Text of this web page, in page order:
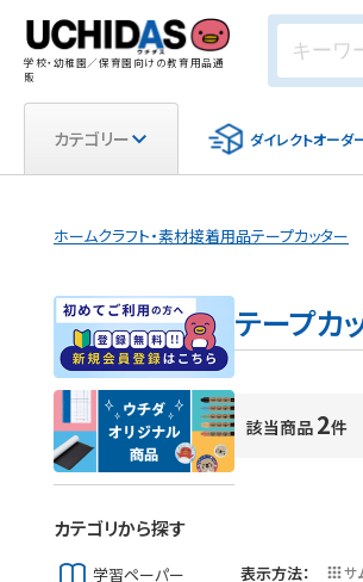
学校・幼稚園／保育園向けの教育用品通
販
カテゴリー ダイレクトオーダ
ホームクラフト・素材接着用品テープカッター
テープカ
該当商品 2件
表示方法： サ
カテゴリから探す
学習ペーパー